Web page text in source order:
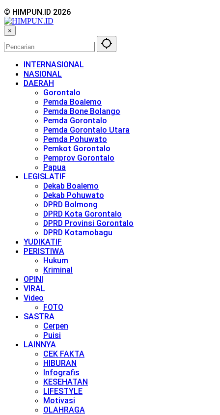
© HIMPUN.ID 2026
×
INTERNASIONAL
NASIONAL
DAERAH
Gorontalo
Pemda Boalemo
Pemda Bone Bolango
Pemda Gorontalo
Pemda Gorontalo Utara
Pemda Pohuwato
Pemkot Gorontalo
Pemprov Gorontalo
Papua
LEGISLATIF
Dekab Boalemo
Dekab Pohuwato
DPRD Bolmong
DPRD Kota Gorontalo
DPRD Provinsi Gorontalo
DPRD Kotamobagu
YUDIKATIF
PERISTIWA
Hukum
Kriminal
OPINI
VIRAL
Video
FOTO
SASTRA
Cerpen
Puisi
LAINNYA
CEK FAKTA
HIBURAN
Infografis
KESEHATAN
LIFESTYLE
Motivasi
OLAHRAGA